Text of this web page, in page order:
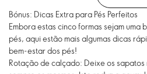
Bónus: Dicas Extra para Pés Perfeitos
Embora estas cinco formas sejam uma
pés, aqui estão mais algumas dicas
bem-estar dos pés!
Rotação de calçado: Deixe os